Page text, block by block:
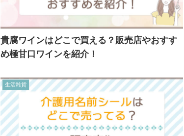
貴腐ワインはどこで買える？販売店やおすす
め極甘口ワインを紹介！
生活雑貨